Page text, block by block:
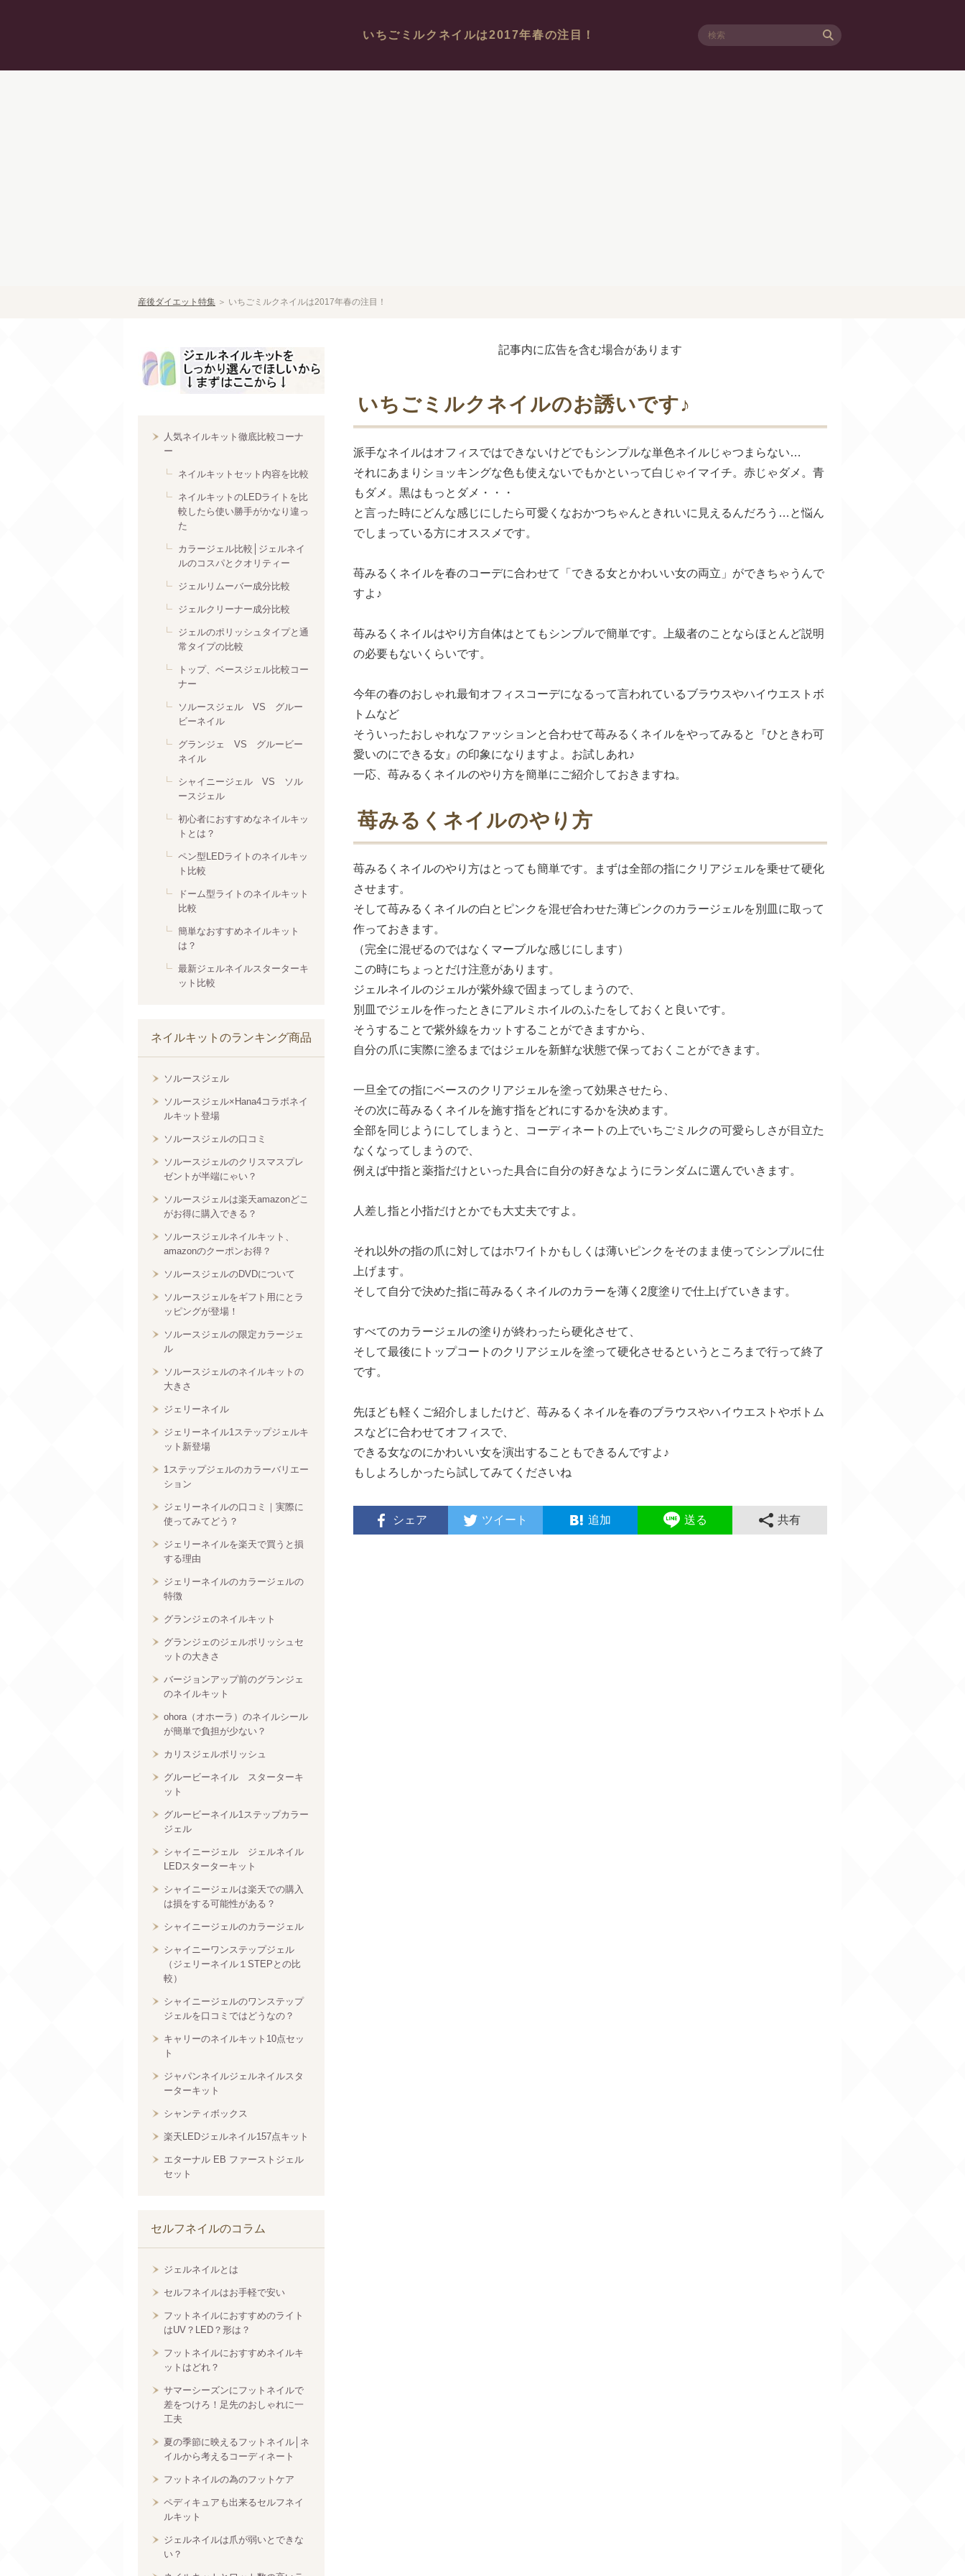
いちごミルクネイルは2017年春の注目！
産後ダイエット特集 ＞ いちごミルクネイルは2017年春の注目！
記事内に広告を含む場合があります
いちごミルクネイルのお誘いです♪
派手なネイルはオフィスではできないけどでもシンプルな単色ネイルじゃつまらない…
それにあまりショッキングな色も使えないでもかといって白じゃイマイチ。赤じゃダメ。青
もダメ。黒はもっとダメ・・・
と言った時にどんな感じにしたら可愛くなおかつちゃんときれいに見えるんだろう…と悩ん
でしまっている方にオススメです。
苺みるくネイルを春のコーデに合わせて「できる女とかわいい女の両立」ができちゃうんで
すよ♪
苺みるくネイルはやり方自体はとてもシンプルで簡単です。上級者のことならほとんど説明
の必要もないくらいです。
今年の春のおしゃれ最旬オフィスコーデになるって言われているブラウスやハイウエストボ
トムなど
そういったおしゃれなファッションと合わせて苺みるくネイルをやってみると『ひときわ可
愛いのにできる女』の印象になりますよ。お試しあれ♪
一応、苺みるくネイルのやり方を簡単にご紹介しておきますね。
苺みるくネイルのやり方
苺みるくネイルのやり方はとっても簡単です。まずは全部の指にクリアジェルを乗せて硬化
させます。
そして苺みるくネイルの白とピンクを混ぜ合わせた薄ピンクのカラージェルを別皿に取って
作っておきます。
（完全に混ぜるのではなくマーブルな感じにします）
この時にちょっとだけ注意があります。
ジェルネイルのジェルが紫外線で固まってしまうので、
別皿でジェルを作ったときにアルミホイルのふたをしておくと良いです。
そうすることで紫外線をカットすることができますから、
自分の爪に実際に塗るまではジェルを新鮮な状態で保っておくことができます。
一旦全ての指にベースのクリアジェルを塗って効果させたら、
その次に苺みるくネイルを施す指をどれにするかを決めます。
全部を同じようにしてしまうと、コーディネートの上でいちごミルクの可愛らしさが目立た
なくなってしまうので、
例えば中指と薬指だけといった具合に自分の好きなようにランダムに選んでいきます。
人差し指と小指だけとかでも大丈夫ですよ。
それ以外の指の爪に対してはホワイトかもしくは薄いピンクをそのまま使ってシンプルに仕
上げます。
そして自分で決めた指に苺みるくネイルのカラーを薄く2度塗りで仕上げていきます。
すべてのカラージェルの塗りが終わったら硬化させて、
そして最後にトップコートのクリアジェルを塗って硬化させるというところまで行って終了
です。
先ほども軽くご紹介しましたけど、苺みるくネイルを春のブラウスやハイウエストやボトム
スなどに合わせてオフィスで、
できる女なのにかわいい女を演出することもできるんですよ♪
もしよろしかったら試してみてくださいね
シェア ツイート 追加 送る 共有
人気ネイルキット徹底比較コーナ
ー
ネイルキットセット内容を比較
ネイルキットのLEDライトを比
較したら使い勝手がかなり違っ
た
カラージェル比較│ジェルネイ
ルのコスパとクオリティー
ジェルリムーバー成分比較
ジェルクリーナー成分比較
ジェルのポリッシュタイプと通
常タイプの比較
トップ、ベースジェル比較コー
ナー
ソルースジェル VS グルー
ビーネイル
グランジェ VS グルービー
ネイル
シャイニージェル VS ソル
ースジェル
初心者におすすめなネイルキッ
トとは？
ペン型LEDライトのネイルキッ
ト比較
ドーム型ライトのネイルキット
比較
簡単なおすすめネイルキット
は？
最新ジェルネイルスターターキ
ット比較
ネイルキットのランキング商品
ソルースジェル
ソルースジェル×Hana4コラボネイ
ルキット登場
ソルースジェルの口コミ
ソルースジェルのクリスマスプレ
ゼントが半端にゃい？
ソルースジェルは楽天amazonどこ
がお得に購入できる？
ソルースジェルネイルキット、
amazonのクーポンお得？
ソルースジェルのDVDについて
ソルースジェルをギフト用にとラ
ッピングが登場！
ソルースジェルの限定カラージェ
ル
ソルースジェルのネイルキットの
大きさ
ジェリーネイル
ジェリーネイル1ステップジェルキ
ット新登場
1ステップジェルのカラーバリエー
ション
ジェリーネイルの口コミ｜実際に
使ってみてどう？
ジェリーネイルを楽天で買うと損
する理由
ジェリーネイルのカラージェルの
特徴
グランジェのネイルキット
グランジェのジェルポリッシュセ
ットの大きさ
バージョンアップ前のグランジェ
のネイルキット
ohora（オホーラ）のネイルシール
が簡単で負担が少ない？
カリスジェルポリッシュ
グルービーネイル スターターキ
ット
グルービーネイル1ステップカラー
ジェル
シャイニージェル ジェルネイル
LEDスターターキット
シャイニージェルは楽天での購入
は損をする可能性がある？
シャイニージェルのカラージェル
シャイニーワンステップジェル
（ジェリーネイル１STEPとの比
較）
シャイニージェルのワンステップ
ジェルを口コミではどうなの？
キャリーのネイルキット10点セッ
ト
ジャパンネイルジェルネイルスタ
ーターキット
シャンティボックス
楽天LEDジェルネイル157点キット
エターナル EB ファーストジェル
セット
セルフネイルのコラム
ジェルネイルとは
セルフネイルはお手軽で安い
フットネイルにおすすめのライト
はUV？LED？形は？
フットネイルにおすすめネイルキ
ットはどれ？
サマーシーズンにフットネイルで
差をつけろ！足先のおしゃれに一
工夫
夏の季節に映えるフットネイル│ネ
イルから考えるコーディネート
フットネイルの為のフットケア
ペディキュアも出来るセルフネイ
ルキット
ジェルネイルは爪が弱いとできな
い？